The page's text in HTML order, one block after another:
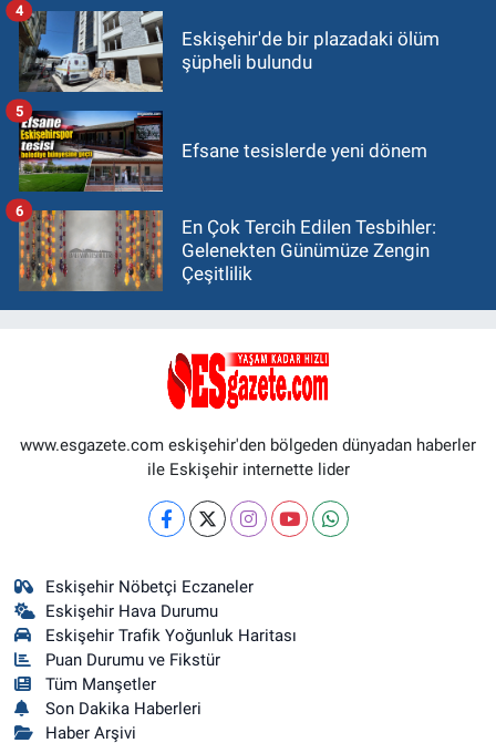
Eskişehir'de bir plazadaki ölüm
şüpheli bulundu
4
Efsane tesislerde yeni dönem
5
En Çok Tercih Edilen Tesbihler:
Gelenekten Günümüze Zengin
Çeşitlilik
6
www.esgazete.com eskişehir'den bölgeden dünyadan haberler
ile Eskişehir internette lider
Eskişehir Nöbetçi Eczaneler
Eskişehir Hava Durumu
Eskişehir Trafik Yoğunluk Haritası
Puan Durumu ve Fikstür
Tüm Manşetler
Son Dakika Haberleri
Haber Arşivi